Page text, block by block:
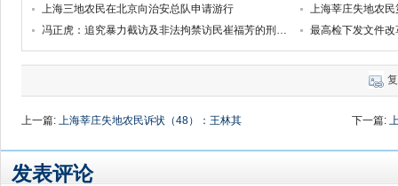
上海三地农民在北京向治安总队申请游行
最高检下发文件改
上一篇: 上海莘庄失地农民诉状（48）：王林其 下一篇:
发表评论